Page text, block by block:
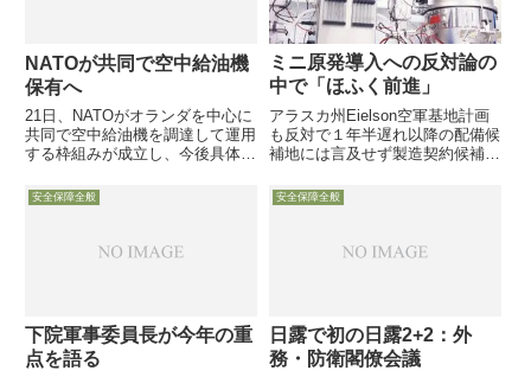
NATOが共同で空中給油機
保有へ
21日、NATOがオランダを中心に
共同で空中給油機を調達して運用
する枠組みが成立し、今後具体的
ました。関連の報道にはNATOを
はじめ多くの欧州関係機関名が登
ミニ原発導入への反対論の
中で「ほふく前進」
アラスカ州Eielson空軍基地計画
も反対で１年半遅れ以降の配備候
補地には言及せず製造契約候補企
データセンター用に本格開発の追
い風期待4月23日付米空軍協会
災害で商用電...
安全保障全般
下院軍事委員長が今年の重
点を語る
安全保障全般
日露で初の日露2+2：外
務・防衛閣僚会議